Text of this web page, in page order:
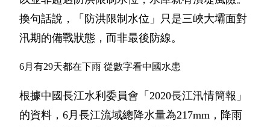
換句話說，「防洪限制水位」只是三峽大壩面對
汛期的備戰狀態，而非最後防線。
6月有29天都在下雨 從數字看中國水患
根據中國長江水利委員會「2020長江汛情簡報」
的資料，6月長江流域總降水量為217mm，降雨